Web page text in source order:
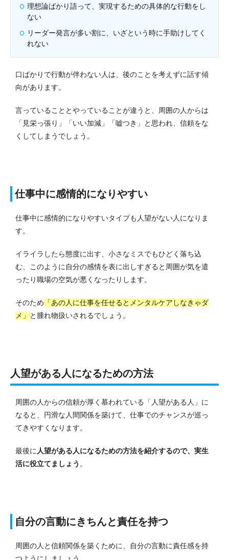
理想論ばかり語って、実現するための具体的な行動をし
ない
リーダー発言が多い割に、いざという時に手助けしてく
れない
口ばかりで行動が伴わない人は、後のことを考えずに話す傾
向があります。
言っていることとやっていることが違うと、周囲の人からは
「見栄っ張り」「いい加減」「嘘つき」と思われ、信頼をな
くしてしまうでしょう。
仕事中に感情的になりやすい
仕事中に感情的になりやすいタイプも人望がない人になりま
す。
イライラしたら態度に出す、小さなミスでもひどく落ち込
む、このように自分の感情を表に出しすぎると周囲が気を遣
ったり職場の空気が悪くなったりします。
そのため 「あの人に仕事を任せるとメンタルケアしなきゃダ
メ」
と腫れ物扱いされるでしょう。
人望がある人になるための方法
周囲の人からの信頼が厚く慕われている「人望がある人」に
なると、円滑な人間関係を築けて、仕事でのチャンスが巡っ
てきやすくなります。
最後に 人望がある人になるための方法を紹介するので、実生
活に役立てましょう 。
自分の言動にきちんと責任を持つ
周囲の人と信頼関係を築くために、自分の言動に責任感を持
つようにしましょう。